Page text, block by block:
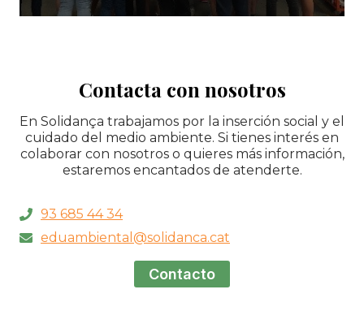
Contacta con nosotros
En Solidança trabajamos por la inserción social y el
cuidado del medio ambiente. Si tienes interés en
colaborar con nosotros o quieres más información,
estaremos encantados de atenderte.
93 685 44 34
eduambiental@solidanca.cat
Contacto